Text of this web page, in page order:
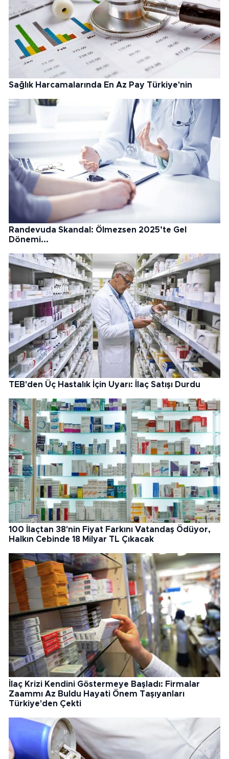
Sağlık Harcamalarında En Az Pay Türkiye'nin
Randevuda Skandal: Ölmezsen 2025’te Gel
Dönemi...
TEB'den Üç Hastalık İçin Uyarı: İlaç Satışı Durdu
100 İlaçtan 38'nin Fiyat Farkını Vatandaş Ödüyor,
Halkın Cebinde 18 Milyar TL Çıkacak
İlaç Krizi Kendini Göstermeye Başladı: Firmalar
Zaammı Az Buldu Hayati Önem Taşıyanları
Türkiye'den Çekti